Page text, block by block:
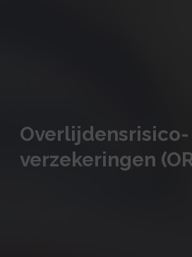
Overlijdensrisico-
verzekeringen